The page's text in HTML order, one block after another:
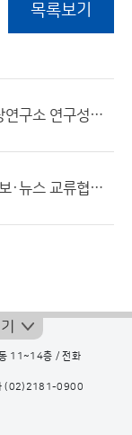
목록보기
기상조절·기후예측… 국립기상연구소 연구성과 ‘주목’
기상청-연합뉴스 날씨·재해정보·뉴스 교류협약 체결
11~14층 / 전화
(02)2181-0900